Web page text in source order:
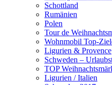
Schottland
Rumänien
Polen
Tour de
Wohnmobil Top-
Ligurien & Provence
Schweden –
TOP
Ligurien / Italien